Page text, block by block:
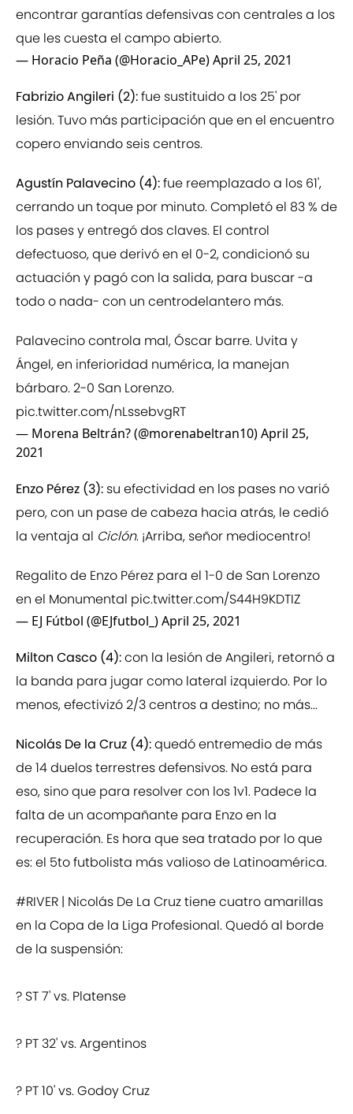
encontrar garantías defensivas con centrales a los
que les cuesta el campo abierto.
— Horacio Peña (@Horacio_APe)April 25, 2021
Fabrizio Angileri (2):fue sustituido a los 25' por
lesión. Tuvo más participación que en el encuentro
copero enviando seis centros.
Agustín Palavecino (4):fue reemplazado a los 61',
cerrando un toque por minuto. Completó el 83 % de
los pases y entregó dos claves. El control
defectuoso, que derivó en el 0-2, condicionó su
actuación y pagó con la salida, para buscar -a
todo o nada- con un centrodelantero más.
Palavecino controla mal, Óscar barre. Uvita y
Ángel, en inferioridad numérica, la manejan
bárbaro. 2-0 San Lorenzo.
pic.twitter.com/nLssebvgRT
— Morena Beltrán? (@morenabeltran10)April 25,
2021
Enzo Pérez (3): su efectividad en los pases no varió
pero, con un pase de cabeza hacia atrás, le cedió
la ventaja al Ciclón. ¡Arriba, señor mediocentro!
Regalito de Enzo Pérez para el 1-0 de San Lorenzo
en el Monumental pic.twitter.com/S44H9KDTIZ
— EJ Fútbol (@EJfutbol_)April 25, 2021
Milton Casco (4):con la lesión de Angileri, retornó a
la banda para jugar como lateral izquierdo. Por lo
menos, efectivizó 2/3 centros a destino; no más...
Nicolás De la Cruz (4):quedó entremedio de más
de 14 duelos terrestres defensivos. No está para
eso, sino que para resolver con los 1v1. Padece la
falta de un acompañante para Enzo en la
recuperación. Es hora que sea tratado por lo que
es: el 5to futbolista más valioso de Latinoamérica.
#RIVER | Nicolás De La Cruz tiene cuatro amarillas
en la Copa de la Liga Profesional. Quedó al borde
de la suspensión:
? ST 7' vs. Platense
? PT 32' vs. Argentinos
? PT 10' vs. Godoy Cruz